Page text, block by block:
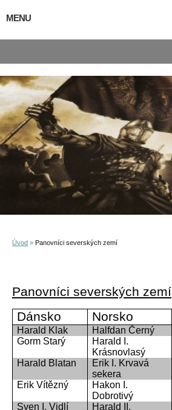
Úvod » Panovníci severských zemí
Panovníci severských zemí
Dánsko
Norsko
Harald Klak Halfdan Černý
Gorm Starý
Harald I.
Krásnovlasý
Harald Blatan
Erik I. Krvavá
sekera
Erik Vítězný
Hakon I.
Dobrotivý
Sven I. Vidlí
Harald II.
MENU